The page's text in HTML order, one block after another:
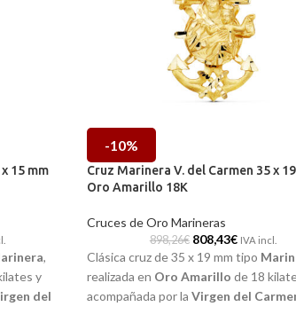
15 mm
,
y
del
-10%
Cruz Marinera V. del Carmen 35 x
Oro Amarillo 18K
Cruces de Oro Marineras
898,26€ 808,43€ IVA incl.
Clásica cruz de 35 x 19 mm tipo
realizada en Oro Amarillo de 18
acompañada por la Virgen del